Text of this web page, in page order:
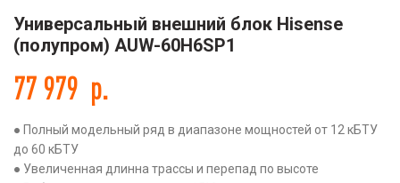
Универсальный внешний блок Hisense
(полупром) AUW-60H6SP1
77 979 р.
● Полный модельный ряд в диапазоне мощностей от 12 кБТУ
до 60 кБТУ
● Увеличенная длинна трассы и перепад по высоте